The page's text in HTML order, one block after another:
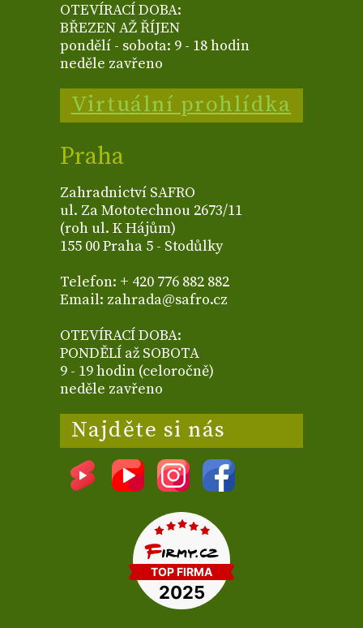
OTEVÍRACÍ DOBA:
BŘEZEN AŽ ŘÍJEN
pondělí - sobota: 9 - 18 hodin
neděle zavřeno
Virtuální prohlídka
Praha
Zahradnictví SAFRO
ul. Za Mototechnou 2673/11
(roh ul. K Hájům)
155 00 Praha 5 - Stodůlky
Telefon: + 420 776 882 882
Email: zahrada@safro.cz
OTEVÍRACÍ DOBA:
PONDĚLÍ až SOBOTA
9 - 19 hodin (celoročně)
neděle zavřeno
Najděte si nás